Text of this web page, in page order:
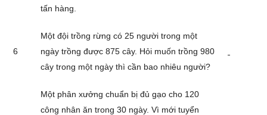
tấn hàng.
6
Một đội trồng rừng có 25 người trong một
ngày trồng được 875 cây. Hỏi muốn trồng 980
cây trong một ngày thì cần bao nhiêu người?
Một phân xưởng chuẩn bị đủ gạo cho 120
công nhân ăn trong 30 ngày. Vì mới tuyển